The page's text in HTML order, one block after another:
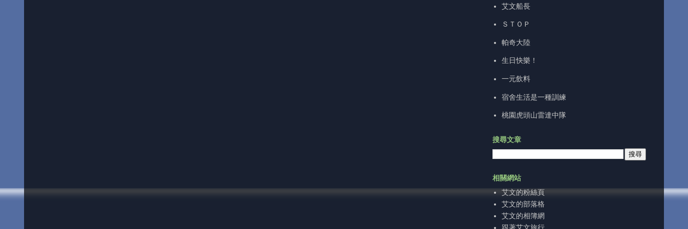
艾文船長
ＳＴＯＰ
帕奇大陸
生日快樂！
一元飲料
宿舍生活是一種訓練
桃園虎頭山雷達中隊
搜尋文章
相關網站
艾文的粉絲頁
艾文的部落格
艾文的相簿網